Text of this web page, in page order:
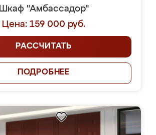
Шкаф "Амбассадор"
Цена: 159 000 руб.
РАССЧИТАТЬ
ПОДРОБНЕЕ